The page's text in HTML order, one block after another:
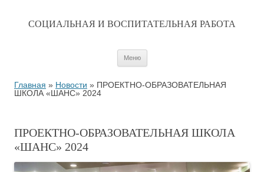
CОЦИАЛЬНАЯ И ВОСПИТАТЕЛЬНАЯ РАБОТА
Меню
Главная » Новости » ПРОЕКТНО-ОБРАЗОВАТЕЛЬНАЯ
ШКОЛА «ШАНС» 2024
ПРОЕКТНО-ОБРАЗОВАТЕЛЬНАЯ ШКОЛА
«ШАНС» 2024